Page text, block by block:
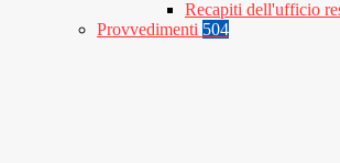
Recapiti dell'ufficio
Provvedimenti 504